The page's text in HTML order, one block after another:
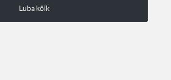
Luba kõik